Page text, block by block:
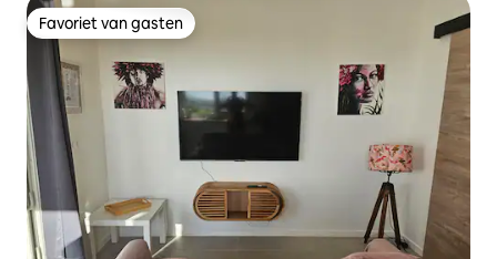
Favoriet van gasten
Favoriet van gasten